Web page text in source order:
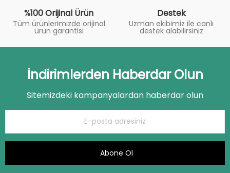
%100 Orijinal Ürün
Tüm ürünlerimizde orijinal
ürün garantisi
Destek
Uzman ekibimiz ile canlı
destek alabilirsiniz
İndirimlerden Haberdar Olun
Sitemizdeki kampanyalardan haberdar olun
Abone Ol